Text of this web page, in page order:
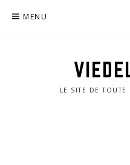
MENU
LE SITE DE